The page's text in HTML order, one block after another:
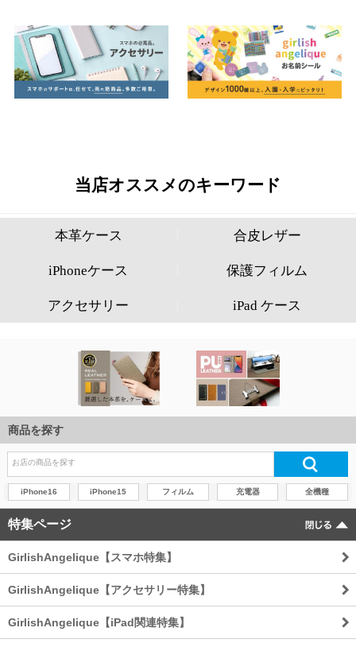
商品を探す
iPhone16 iPhone15 フィルム 充電器 全機種
特集ページ
GirlishAngelique【スマホ特集】
GirlishAngelique【アクセサリー特集】
GirlishAngelique【iPad関連特集】